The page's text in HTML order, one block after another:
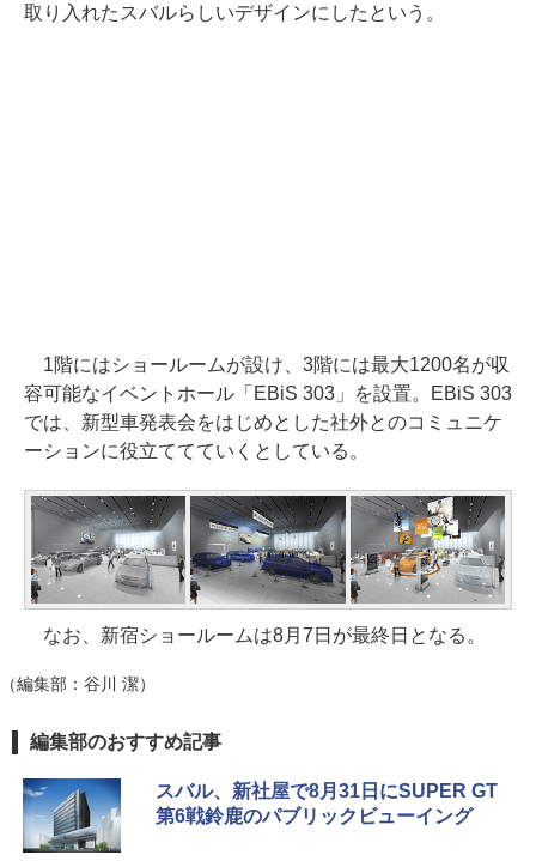
取り入れたスバルらしいデザインにしたという。
1階にはショールームが設け、3階には最大1200名が収
容可能なイベントホール「EBiS 303」を設置。EBiS 303
では、新型車発表会をはじめとした社外とのコミュニケ
ーションに役立ててていくとしている。
なお、新宿ショールームは8月7日が最終日となる。
（編集部：谷川 潔）
編集部のおすすめ記事
スバル、新社屋で8月31日にSUPER GT
第6戦鈴鹿のパブリックビューイング